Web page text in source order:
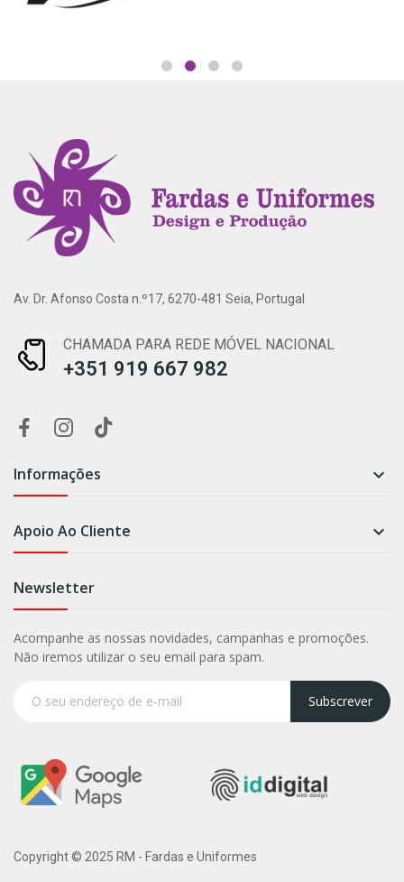
Av. Dr. Afonso Costa n.º17, 6270-481 Seia, Portugal
CHAMADA PARA REDE MÓVEL NACIONAL
+351 919 667 982
Informações 
Apoio Ao Cliente 
Newsletter
Acompanhe as nossas novidades, campanhas e promoções.
Não iremos utilizar o seu email para spam.
Subscrever
Copyright © 2025 RM - Fardas e Uniformes